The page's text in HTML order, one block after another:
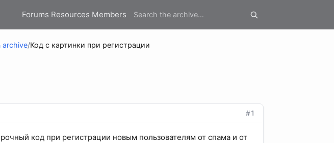
Forums Resources Members
archive/Код с картинки при регистрации
#1
код при регистрации новым пользователям от спама и от